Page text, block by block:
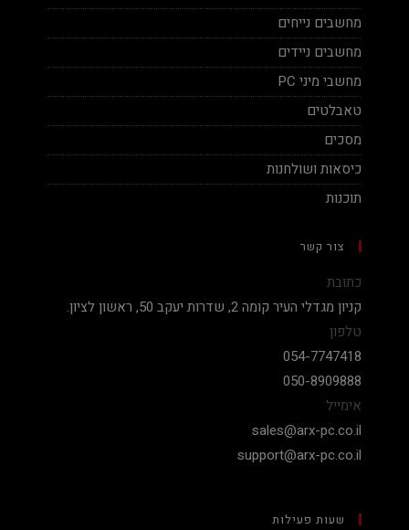
מחשבים נייחים
מחשבים ניידים
מחשבי מיני PC
טאבלטים
מסכים
כיסאות ושולחנות
תוכנות
צור קשר
כתובת
קניון מגדלי העיר קומה 2, שדרות יעקב 50, ראשון לציון.
טלפון
054-7747418
050-8909888
אימייל
sales@arx-pc.co.il
support@arx-pc.co.il
שעות פעילות